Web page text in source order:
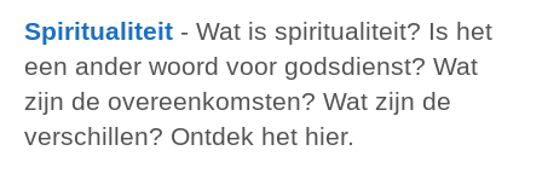
Spiritualiteit - Wat is spiritualiteit? Is het
een ander woord voor godsdienst? Wat
zijn de overeenkomsten? Wat zijn de
verschillen? Ontdek het hier.